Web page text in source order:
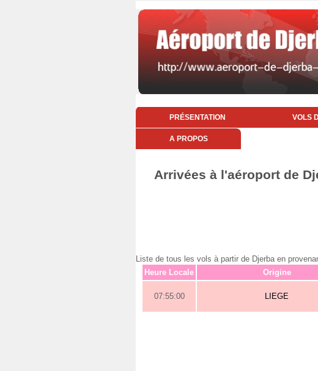
PRÉSENTATION VOLS
A PROPOS
Arrivées à l'aéroport de
Liste de tous les vols à partir de Djerba en
Heure Locale
Origine
07:55:00 LIEGE